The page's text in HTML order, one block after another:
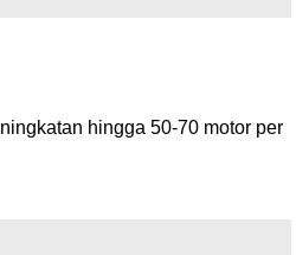
hingga 50-70 motor per